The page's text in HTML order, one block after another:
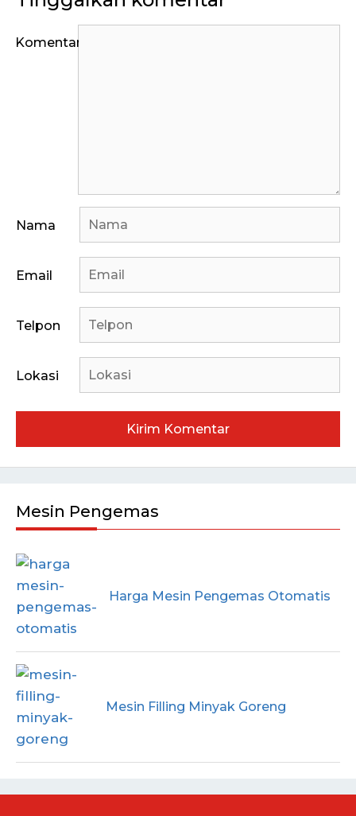
Komentar
Nama
Email
Telpon
Lokasi
Mesin Pengemas
Harga Mesin Pengemas Otomatis
Mesin Filling Minyak Goreng